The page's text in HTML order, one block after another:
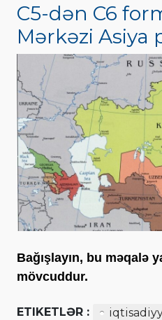
C5-dən C6
Mərkəzi Asiya
Bağışlayın, bu məqalə
mövcuddur.
ETIKETLƏR :